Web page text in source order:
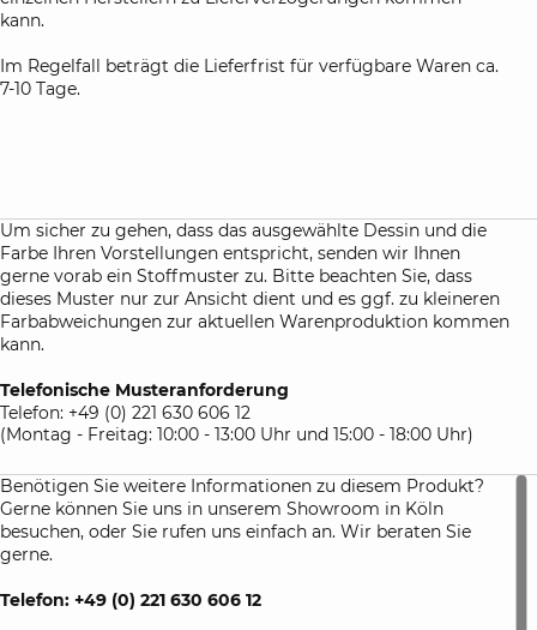
Ihre Matratze umhüllen.
kann.
Im Regelfall beträgt die Lieferfrist für verfügbare Waren ca.
7-10 Tage.
Um sicher zu gehen, dass das ausgewählte Dessin und die
Farbe Ihren Vorstellungen entspricht, senden wir Ihnen
gerne vorab ein Stoffmuster zu. Bitte beachten Sie, dass
dieses Muster nur zur Ansicht dient und es ggf. zu kleineren
Farbabweichungen zur aktuellen Warenproduktion kommen
kann.
Telefonische Musteranforderung
Telefon: +49 (0) 221 630 606 12
(Montag - Freitag: 10:00 - 13:00 Uhr und 15:00 - 18:00 Uhr)
Benötigen Sie weitere Informationen zu diesem Produkt?
Gerne können Sie uns in unserem Showroom in Köln
besuchen, oder Sie rufen uns einfach an. Wir beraten Sie
gerne.
Telefon: +49 (0) 221 630 606 12